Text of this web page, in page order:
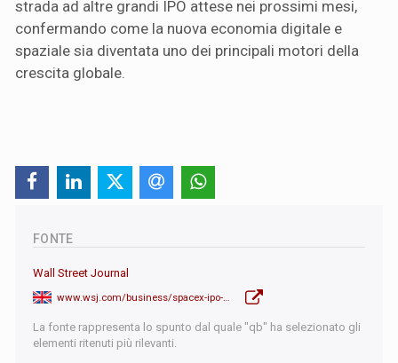
strada ad altre grandi IPO attese nei prossimi mesi,
confermando come la nuova economia digitale e
spaziale sia diventata uno dei principali motori della
crescita globale.
FONTE
Wall Street Journal
www.wsj.com/business/spacex-ipo-elon-musk-legacy-9b31ebe6?mod=hp_lead_pos7
La fonte rappresenta lo spunto dal quale "qb" ha selezionato gli
elementi ritenuti più rilevanti.